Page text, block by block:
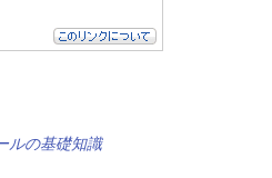
ルの基礎知識